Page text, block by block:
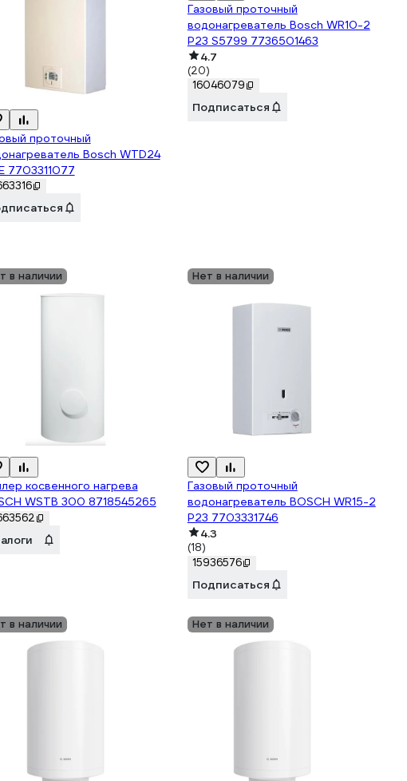
проточный
Bosch WTD24
7703311077
Газовый проточный
водонагреватель Bosch WR10-2
P23 S5799 7736501463
4.7
(20)
16046079
Подписаться
в наличии
косвенного нагрева
WSTB 300 8718545265
Нет в наличии
Газовый проточный
водонагреватель BOSCH WR15-2
P23 7703331746
4.3
(18)
15936576
Подписаться
в наличии Нет в наличии